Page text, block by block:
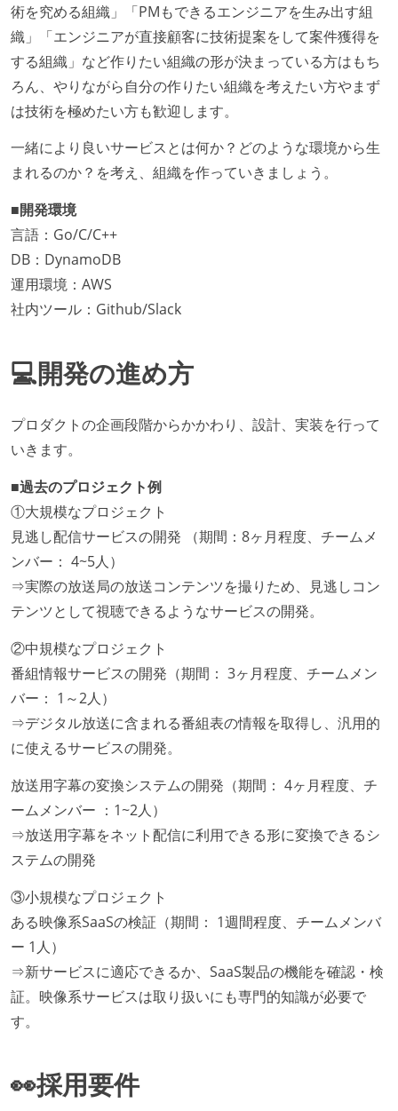
術を究める組織」「PMもできるエンジニアを生み出す組
織」「エンジニアが直接顧客に技術提案をして案件獲得を
する組織」など作りたい組織の形が決まっている方はもち
ろん、やりながら自分の作りたい組織を考えたい方やまず
は技術を極めたい方も歓迎します。
一緒により良いサービスとは何か？どのような環境から生
まれるのか？を考え、組織を作っていきましょう。
■開発環境
言語：Go/C/C++
DB：DynamoDB
運用環境：AWS
社内ツール：Github/Slack
💻開発の進め方
プロダクトの企画段階からかかわり、設計、実装を行って
いきます。
■過去のプロジェクト例
①大規模なプロジェクト
見逃し配信サービスの開発 （期間：8ヶ月程度、チームメ
ンバー： 4~5人）
⇒実際の放送局の放送コンテンツを撮りため、見逃しコン
テンツとして視聴できるようなサービスの開発。
②中規模なプロジェクト
番組情報サービスの開発（期間： 3ヶ月程度、チームメン
バー： 1～2人）
⇒デジタル放送に含まれる番組表の情報を取得し、汎用的
に使えるサービスの開発。
放送用字幕の変換システムの開発（期間： 4ヶ月程度、チ
ームメンバー ：1~2人）
⇒放送用字幕をネット配信に利用できる形に変換できるシ
ステムの開発
③小規模なプロジェクト
ある映像系SaaSの検証（期間： 1週間程度、チームメンバ
ー 1人）
⇒新サービスに適応できるか、SaaS製品の機能を確認・検
証。映像系サービスは取り扱いにも専門的知識が必要で
す。
👀採用要件